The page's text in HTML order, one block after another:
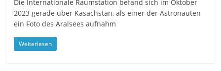
Die Internationale Raumstation befand sich im Oktober
2023 gerade über Kasachstan, als einer der Astronauten
ein Foto des Aralsees aufnahm
Weiterlesen